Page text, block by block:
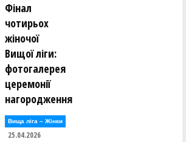
Фінал
чотирьох
жіночої
Вищої ліги:
фотогалерея
церемонії
нагородження
Вища лiга – Жiнки
25.04.2026